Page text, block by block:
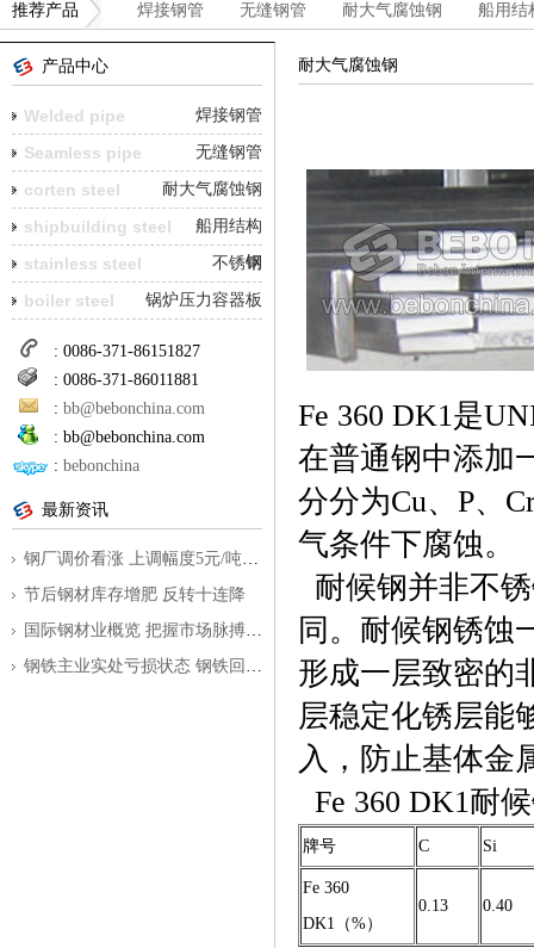
推荐产品 焊接钢管 无缝钢管 耐大气腐蚀钢 船用结
产品中心
Welded pipe 焊接钢管
Seamless pipe 无缝钢管
corten steel 耐大气腐蚀钢
shipbuilding steel
船用结构
钢
stainless steel 不锈钢
boiler steel 锅炉压力容器板
: 0086-371-86151827
: 0086-371-86011881
: bb@bebonchina.com
: bb@bebonchina.com
: bebonchina
最新资讯
钢厂调价看涨 上调幅度5元/吨到350元/
节后钢材库存增肥 反转十连降
国际钢材业概览 把握市场脉搏为外贸指
钢铁主业实处亏损状态 钢铁回暖之路仍
耐大气腐蚀钢
Fe 360 DK1是
在普通钢中添加
分分为Cu、P、
气条件下腐蚀。
耐候钢并非不
同。耐候钢锈蚀
形成一层致密的
层稳定化锈层能
入，防止基体金
Fe 360 DK1耐
牌号 C Si
Fe 360
DK1（%）
0.13 0.40